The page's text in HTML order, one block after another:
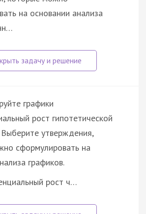
на основании анализа
графики
рост гипотетической
Выберите утверждения,
сформулировать на
графиков.
рост ч…